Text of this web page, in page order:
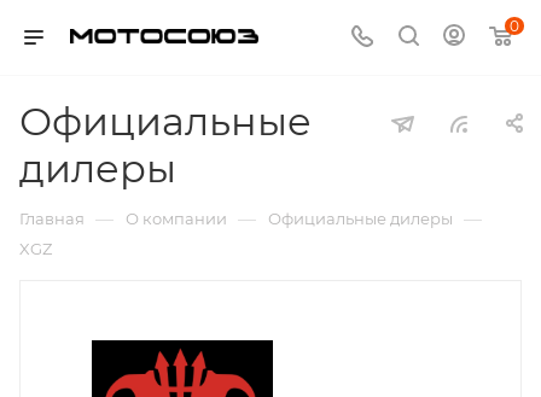
0
Официальные
дилеры
Главная — О компании — Официальные дилеры —
XGZ